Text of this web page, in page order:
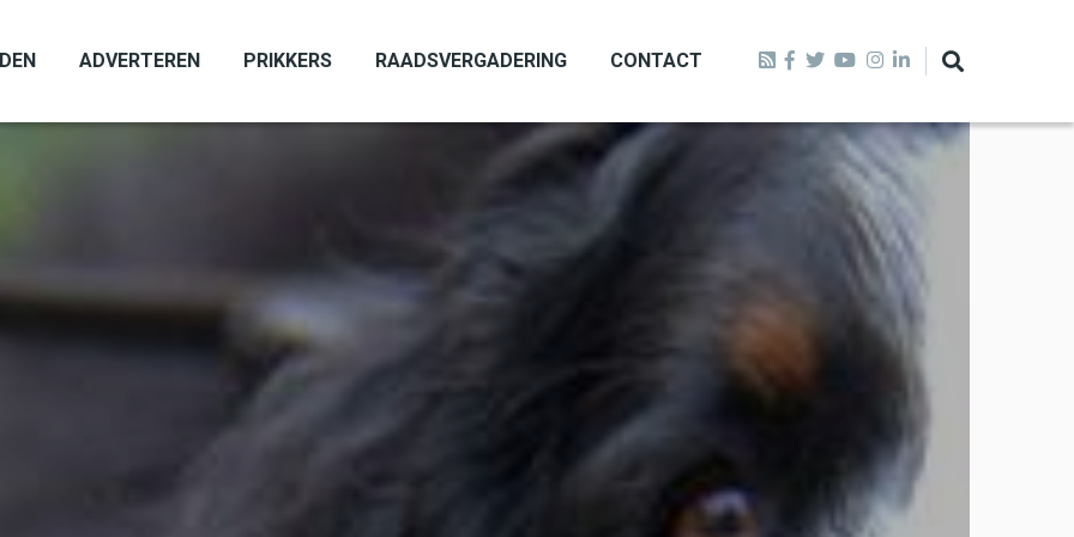
ADVERTEREN PRIKKERS RAADSVERGADERING CONTACT